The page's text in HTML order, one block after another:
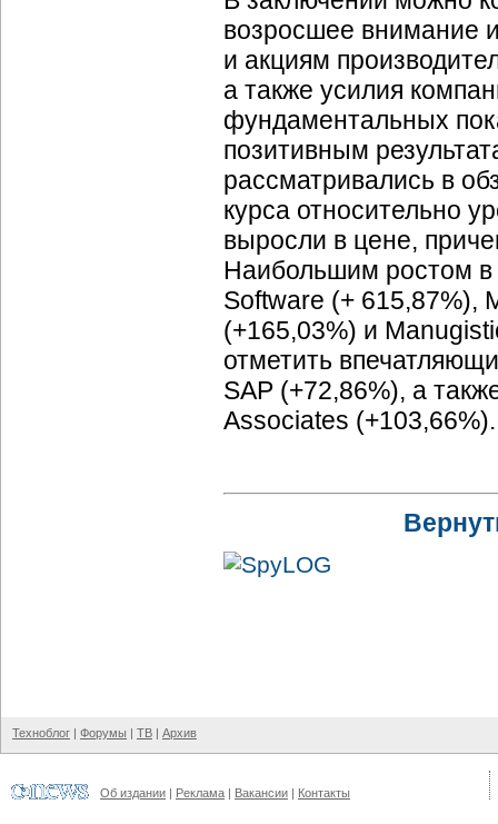
возросшее внимание
и акциям
а также усилия
фундаментальных
позитивным
рассматривались в
курса относительно
выросли в цене,
Наибольшим ростом в
Software (+ 615,87%),
(+165,03%) и
отметить
SAP (+72,86%), а
Associates (+103,66%).
Техноблог | Форумы | ТВ | Архив
Об издании | Реклама | Вакансии | Контакты